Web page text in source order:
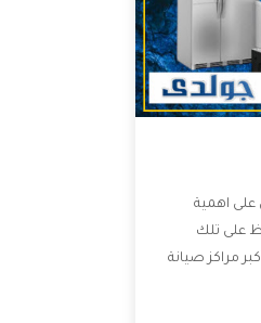
على اهمية
على تلك
مراكز صيانة
اى ازعاج